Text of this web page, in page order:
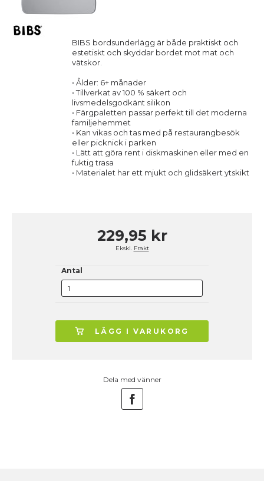
BIBS bordsunderlägg är både praktiskt och
estetiskt och skyddar bordet mot mat och
vätskor.
• Ålder: 6+ månader
• Tillverkat av 100 % säkert och
livsmedelsgodkänt silikon
• Färgpaletten passar perfekt till det moderna
familjehemmet
• Kan vikas och tas med på restaurangbesök
eller picknick i parken
• Lätt att göra rent i diskmaskinen eller med en
fuktig trasa
• Materialet har ett mjukt och glidsäkert ytskikt
229,95 kr
Ekskl. Frakt
Antal
LÄGG I VARUKORG
Dela med vänner